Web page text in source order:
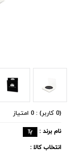
(0 کاربر) : 0 امتیاز
نام برند :
انتخاب کالا :